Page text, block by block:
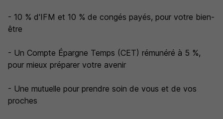
- 10 % d'IFM et 10 % de congés payés, pour votre bien-
être
- Un Compte Épargne Temps (CET) rémunéré à 5 %,
pour mieux préparer votre avenir
- Une mutuelle pour prendre soin de vous et de vos
proches